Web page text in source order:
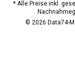
* Alle Preise inkl.
© 2026 Data74-